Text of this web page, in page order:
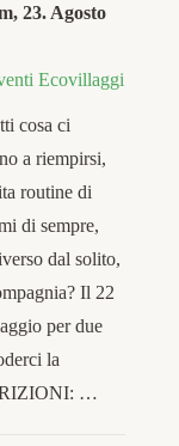
23. Agosto
Ecovillaggi
cosa ci
a riempirsi,
routine di
di sempre,
dal solito,
Il 22
per due
la
…